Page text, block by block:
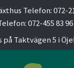
Telefon: 072-
072-455 83 96
på Taktvägen 5 i